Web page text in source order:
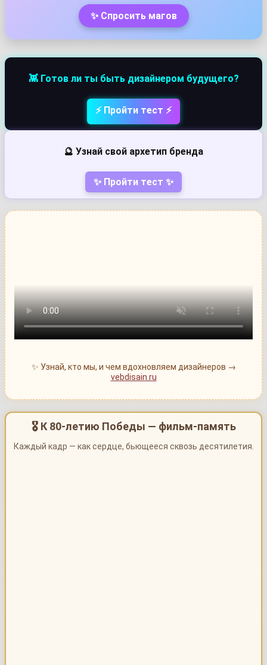
✨ Спросить магов
👾 Готов ли ты быть дизайнером будущего?
⚡ Пройти тест ⚡
🔮 Узнай свой архетип бренда
✨ Пройти тест ✨
✨ Узнай, кто мы, и чем вдохновляем дизайнеров →
vebdisain.ru
🎖 К 80-летию Победы — фильм-память
Каждый кадр — как сердце, бьющееся сквозь десятилетия.